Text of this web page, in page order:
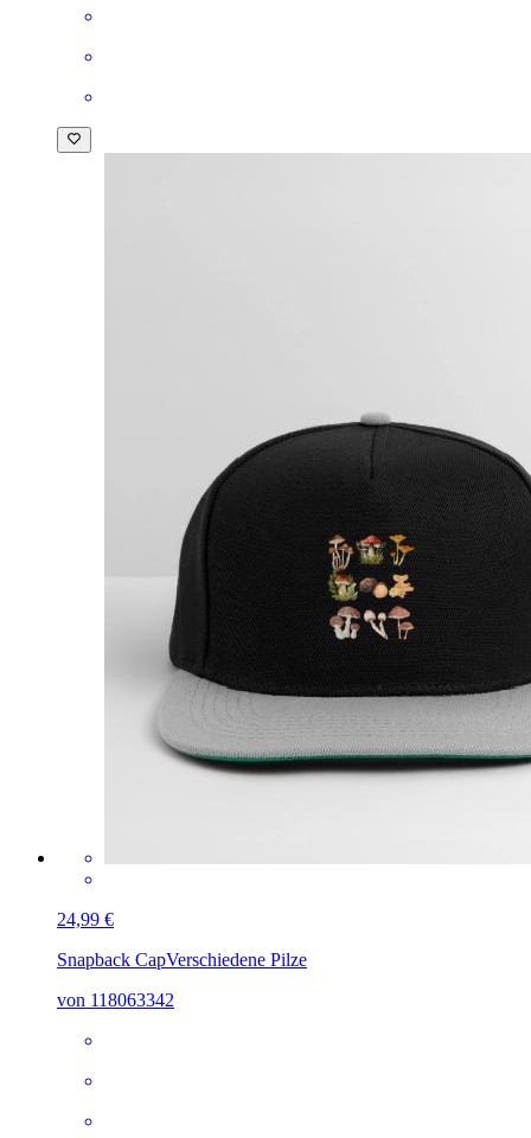
24,99 €
Snapback CapVerschiedene Pilze
von 118063342